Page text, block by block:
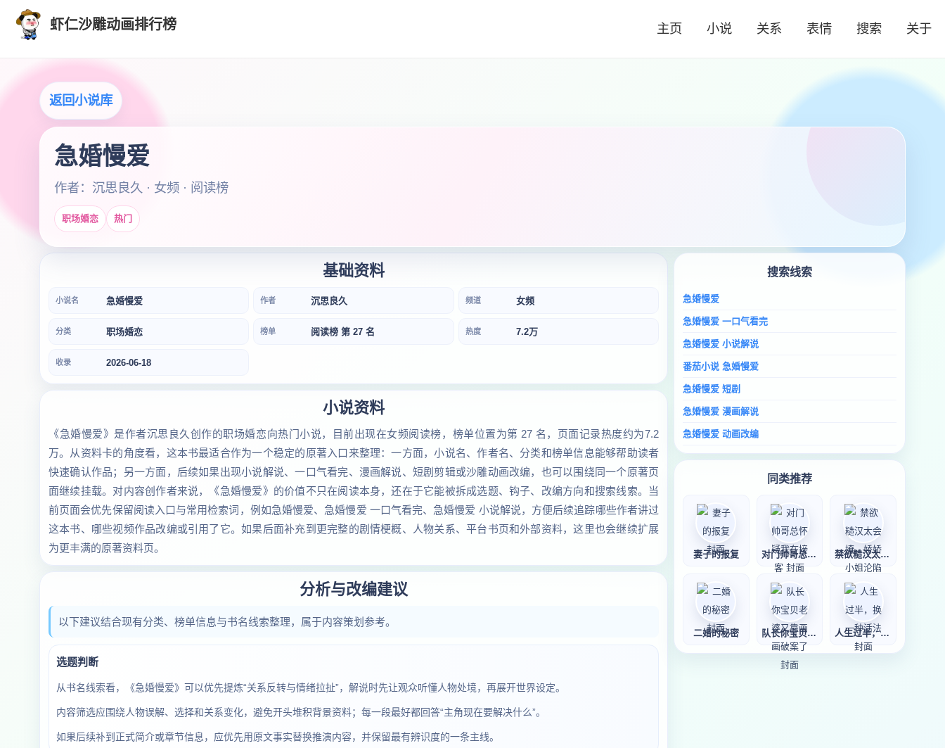
虾仁沙雕动画排行榜 主页 小说 关系 表情 搜索 关于
返回小说库
急婚慢爱
作者：沉思良久 · 女频 · 阅读榜
职场婚恋 热门
基础资料
小说名 急婚慢爱 作者 沉思良久 频道 女频
分类 职场婚恋 榜单 阅读榜 第 27 名 热度 7.2万
收录 2026-06-18
小说资料
《急婚慢爱》是作者沉思良久创作的职场婚恋向热门小说，目前出现在女频阅读榜，榜单位置为第 27 名，页面记录热度约为7.2
万。从资料卡的角度看，这本书最适合作为一个稳定的原著入口来整理：一方面，小说名、作者名、分类和榜单信息能够帮助读者
快速确认作品；另一方面，后续如果出现小说解说、一口气看完、漫画解说、短剧剪辑或沙雕动画改编，也可以围绕同一个原著页
面继续挂载。对内容创作者来说，《急婚慢爱》的价值不只在阅读本身，还在于它能被拆成选题、钩子、改编方向和搜索线索。当
前页面会优先保留阅读入口与常用检索词，例如急婚慢爱、急婚慢爱 一口气看完、急婚慢爱 小说解说，方便后续追踪哪些作者讲过
这本书、哪些视频作品改编或引用了它。如果后面补充到更完整的剧情梗概、人物关系、平台书页和外部资料，这里也会继续扩展
为更丰满的原著资料页。
分析与改编建议
以下建议结合现有分类、榜单信息与书名线索整理，属于内容策划参考。
选题判断
从书名线索看，《急婚慢爱》可以优先提炼“关系反转与情绪拉扯”，解说时先让观众听懂人物处境，再展开世界设定。
内容筛选应围绕人物误解、选择和关系变化，避免开头堆积背景资料；每一段最好都回答“主角现在要解决什么”。
如果后续补到正式简介或章节信息，应优先用原文事实替换推演内容，并保留最有辨识度的一条主线。
搜索线索
急婚慢爱
急婚慢爱 一口气看完
急婚慢爱 小说解说
番茄小说 急婚慢爱
急婚慢爱 短剧
急婚慢爱 漫画解说
急婚慢爱 动画改编
同类推荐
妻子的报复 对门帅哥总怀疑我 禁欲糙汉太会撩，
二婚的秘密 队长你宝贝老婆又 人生过半，换一种